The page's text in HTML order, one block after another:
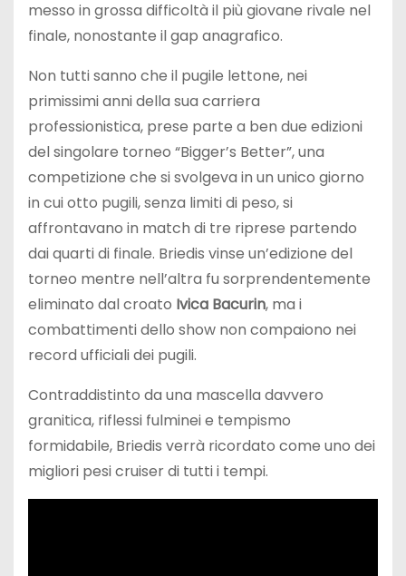
messo in grossa difficoltà il più giovane rivale nel
finale, nonostante il gap anagrafico.
Non tutti sanno che il pugile lettone, nei
primissimi anni della sua carriera
professionistica, prese parte a ben due edizioni
del singolare torneo “Bigger’s Better”, una
competizione che si svolgeva in un unico giorno
in cui otto pugili, senza limiti di peso, si
affrontavano in match di tre riprese partendo
dai quarti di finale. Briedis vinse un’edizione del
torneo mentre nell’altra fu sorprendentemente
eliminato dal croato Ivica Bacurin, ma i
combattimenti dello show non compaiono nei
record ufficiali dei pugili.
Contraddistinto da una mascella davvero
granitica, riflessi fulminei e tempismo
formidabile, Briedis verrà ricordato come uno dei
migliori pesi cruiser di tutti i tempi.